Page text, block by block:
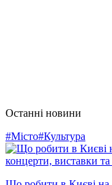
Останні новини
#Місто#Культура